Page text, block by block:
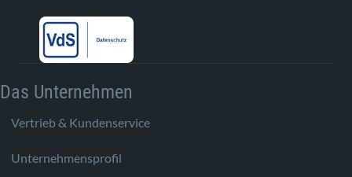
Das Unternehmen
Vertrieb & Kundenservice
Unternehmensprofil